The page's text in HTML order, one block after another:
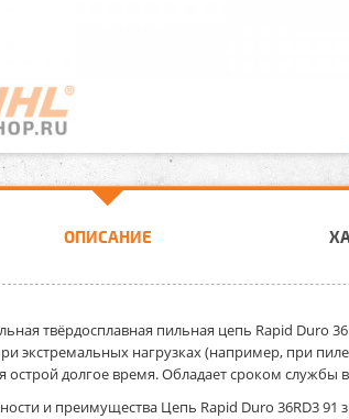
ОПИСАНИЕ
твёрдосплавная пильная цепь Rapid Duro
экстремальных нагрузках (например, при
острой долгое время. Обладает сроком
и преимущества Цепь Rapid Duro 36RD3 91